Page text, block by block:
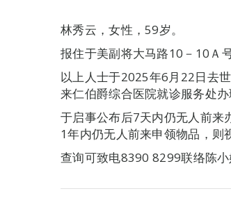
林秀云，女性，59岁。
报住于美副将大马路10－10Ａ
以上人士于2025年6月22日去
来仁伯爵综合医院就诊服务处
于启事公布后7天内仍无人前来
1年内仍无人前来申领物品，则
查询可致电8390 8299联络陈小